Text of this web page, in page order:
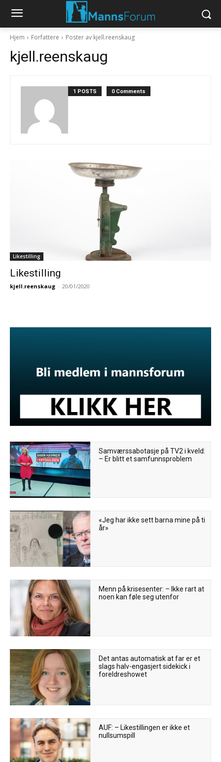
Hjem Forfattere Poster av kjell.reenskaug
kjell.reenskaug
1 POSTS 0 Comments
Likestilling
Likestilling
kjell.reenskaug - 20/01/2020
Samværssabotasje på TV2 i kveld:
– Er blitt et samfunnsproblem
«Jeg har ikke sett barna mine på ti
år»
Menn på krisesenter: – Ikke rart at
noen kan føle seg utenfor
Det antas automatisk at far er et
slags halv-engasjert sidekick i
foreldreshowet
AUF: – Likestillingen er ikke et
nullsumspill